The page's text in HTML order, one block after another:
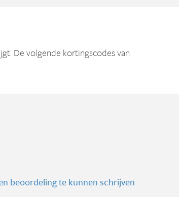
De volgende kortingscodes van
beoordeling te kunnen schrijven